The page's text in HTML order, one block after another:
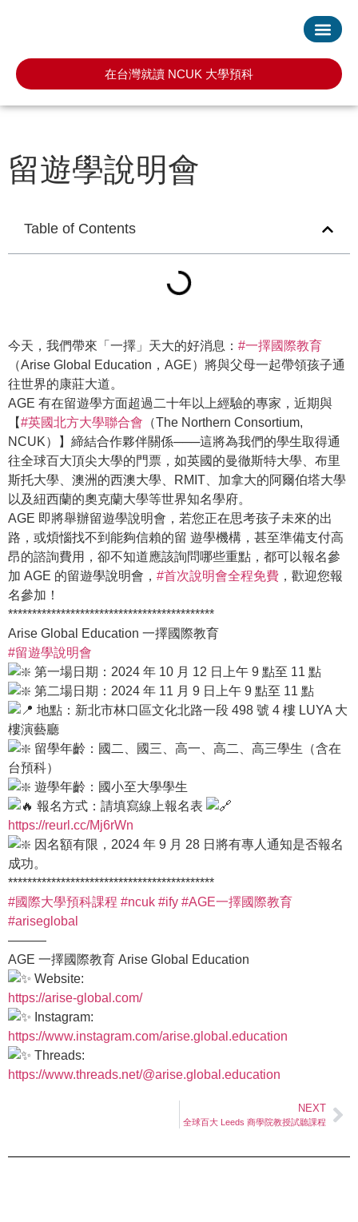
在台灣就讀 NCUK 大學預科
留遊學說明會
Table of Contents
今天，我們帶來「一擇」天大的好消息： #一擇國際教育
（Arise Global Education，AGE）將與父母一起帶領孩子通
往世界的康莊大道。
AGE 有在留遊學方面超過二十年以上經驗的專家，近期與
【#英國北方大學聯合會 （The Northern Consortium,
NCUK）】締結合作夥伴關係───這將為我們的學生取得通
往全球百大頂尖大學的門票，如英國的曼徹斯特大學、布里
斯托大學、澳洲的西澳大學、RMIT、加拿大的阿爾伯塔大學
以及紐西蘭的奧克蘭大學等世界知名學府。
AGE 即將舉辦留遊學說明會，若您正在思考孩子未來的出
路，或煩惱找不到能夠信賴的留 遊學機構，甚至準備支付高
昂的諮詢費用，卻不知道應該詢問哪些重點，都可以報名參
加 AGE 的留遊學說明會， #首次說明會全程免費 ，歡迎您報
名參加！
*******************************************
Arise Global Education 一擇國際教育
#留遊學說明會
第一場日期：2024 年 10 月 12 日上午 9 點至 11 點
第二場日期：2024 年 11 月 9 日上午 9 點至 11 點
地點：新北市林口區文化北路一段 498 號 4 樓 LUYA 大
樓演藝廳
留學年齡：國二、國三、高一、高二、高三學生（含在
台預科）
遊學年齡：國小至大學學生
報名方式：請填寫線上報名表
https://reurl.cc/Mj6rWn
因名額有限，2024 年 9 月 28 日將有專人通知是否報名
成功。
*******************************************
#國際大學預科課程 #ncuk #ify #AGE一擇國際教育
#ariseglobal
———
AGE 一擇國際教育 Arise Global Education
Website:
https://arise-global.com/
Instagram:
https://www.instagram.com/arise.global.education
Threads:
https://www.threads.net/@arise.global.education
NEXT
全球百大 Leeds 商學院教授試聽課程